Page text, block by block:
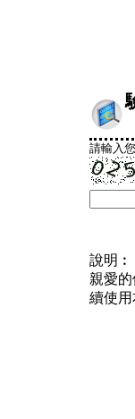
請輸入
說明︰
親愛
續使用